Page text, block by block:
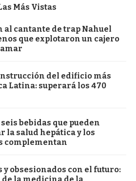
Más Vistas
al cantante de trap Nahuel
que explotaron un cajero
del edificio más
Latina: superará los 470
bebidas que pueden
la salud hepática y los
complementan
y obsesionados con el futuro: